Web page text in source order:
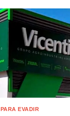
EVADIR